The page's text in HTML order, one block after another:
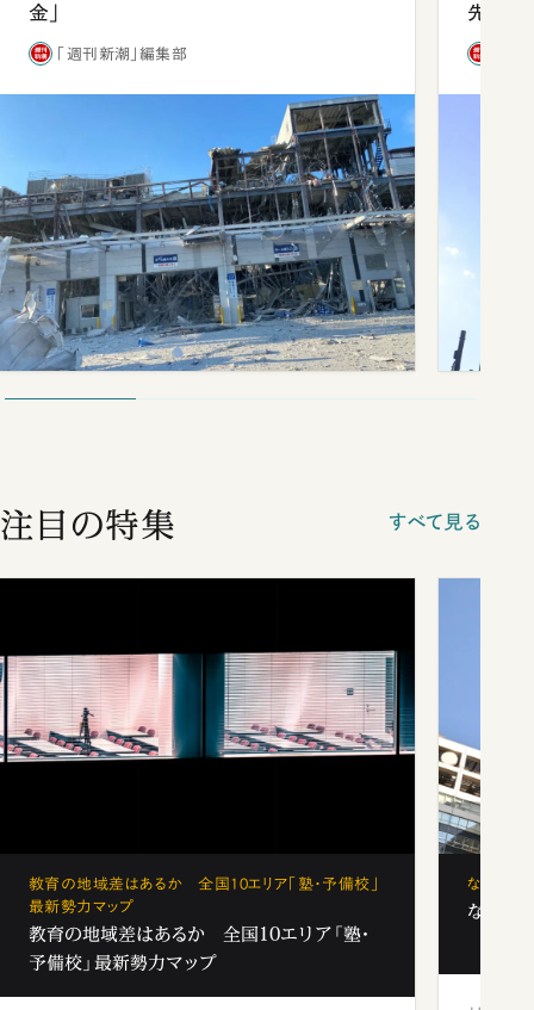
金」
「週刊新潮」編集部
先1位
注目の特集 すべて見る
教育の地域差はあるか 全国10エリア「塾・予備校」
最新勢力マップ
教育の地域差はあるか 全国10エリア「塾・
予備校」最新勢力マップ
なぜ「フ
なぜ「